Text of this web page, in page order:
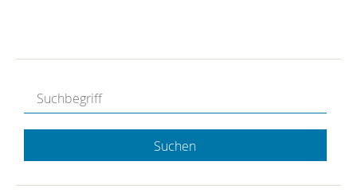
Suchen